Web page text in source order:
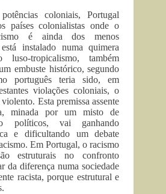
coloniais, Portugal
países colonialistas onde o
é ainda dos menos
instalado numa quimera
tropicalismo, também
embuste histórico, segundo
português teria sido, em
violações coloniais, o
Esta premissa assente
minada por um misto de
políticos, vai ganhando
e dificultando um debate
Em Portugal, o racismo
estruturais no confronto
da diferença numa sociedade
racista, porque estrutural e